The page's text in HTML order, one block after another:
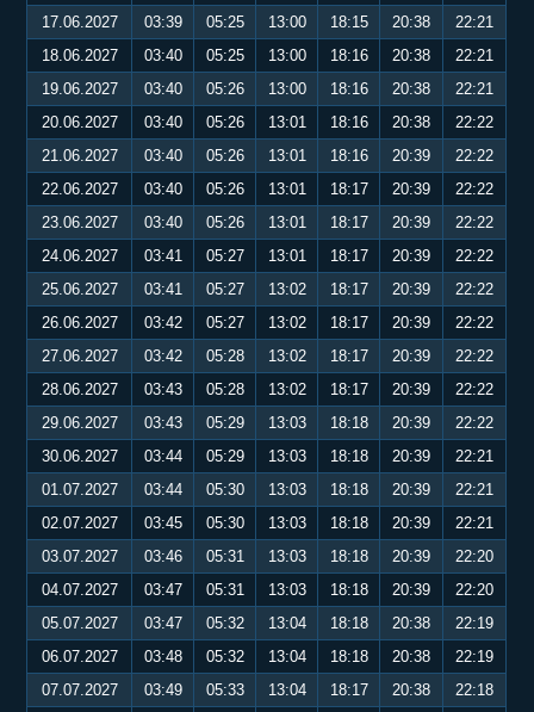
17.06.2027
03:39 05:25 13:00 18:15 20:38
22:21
18.06.2027
03:40 05:25 13:00 18:16 20:38
22:21
19.06.2027
03:40 05:26 13:00 18:16 20:38
22:21
20.06.2027
03:40 05:26 13:01 18:16 20:38
22:22
21.06.2027
03:40 05:26 13:01 18:16 20:39
22:22
22.06.2027
03:40 05:26 13:01 18:17 20:39
22:22
23.06.2027
03:40 05:26 13:01 18:17 20:39
22:22
24.06.2027
03:41 05:27 13:01 18:17 20:39
22:22
25.06.2027
03:41 05:27 13:02 18:17 20:39
22:22
26.06.2027
03:42 05:27 13:02 18:17 20:39
22:22
27.06.2027
03:42 05:28 13:02 18:17 20:39
22:22
28.06.2027
03:43 05:28 13:02 18:17 20:39
22:22
29.06.2027
03:43 05:29 13:03 18:18 20:39
22:22
30.06.2027
03:44 05:29 13:03 18:18 20:39
22:21
01.07.2027
03:44 05:30 13:03 18:18 20:39
22:21
02.07.2027
03:45 05:30 13:03 18:18 20:39
22:21
03.07.2027
03:46 05:31 13:03 18:18 20:39
22:20
04.07.2027
03:47 05:31 13:03 18:18 20:39
22:20
05.07.2027
03:47 05:32 13:04 18:18 20:38
22:19
06.07.2027
03:48 05:32 13:04 18:18 20:38
22:19
07.07.2027
03:49 05:33 13:04 18:17 20:38
22:18